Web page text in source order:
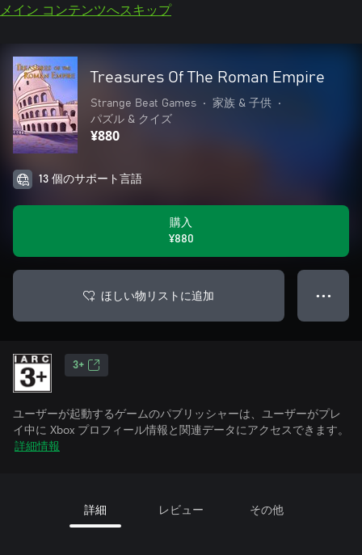
メイン コンテンツへスキップ
Treasures Of The Roman Empire
Strange Beat Games • 家族 & 子供
•
パズル & クイズ
¥880
13 個のサポート言語
購入
¥880
ほしい物リストに追加 ● ● ●
3+
ユーザーが起動するゲームのパブリッシャーは、ユーザーがプレ
イ中に Xbox プロフィール情報と関連データにアクセスできます。
詳細情報
詳細 レビュー その他